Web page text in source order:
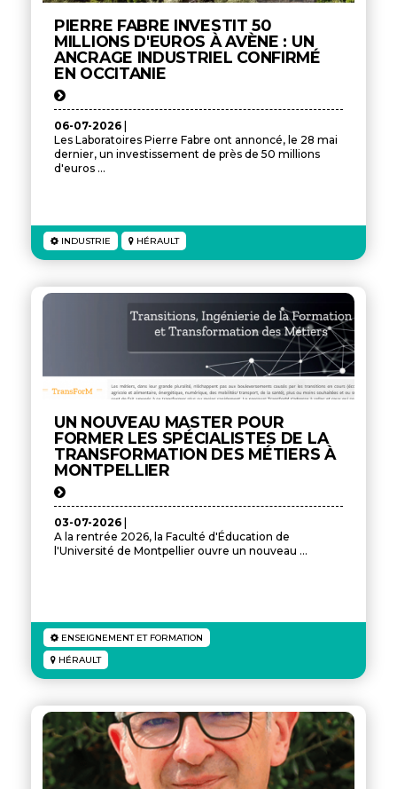
PIERRE FABRE INVESTIT 50
MILLIONS D'EUROS À AVÈNE : UN
ANCRAGE INDUSTRIEL CONFIRMÉ
EN OCCITANIE
06-07-2026
Les Laboratoires Pierre Fabre ont annoncé, le 28 mai
dernier, un investissement de près de 50 millions
d'euros ...
INDUSTRIE HÉRAULT
UN NOUVEAU MASTER POUR
FORMER LES SPÉCIALISTES DE LA
TRANSFORMATION DES MÉTIERS À
MONTPELLIER
03-07-2026
A la rentrée 2026, la Faculté d'Éducation de
l'Université de Montpellier ouvre un nouveau ...
ENSEIGNEMENT ET FORMATION
HÉRAULT